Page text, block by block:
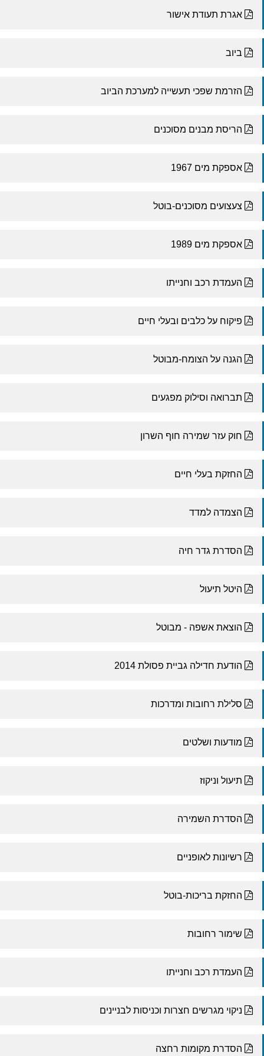
אגרת תעודת אישור
ביוב
הזרמת שפכי תעשייה למערכת הביוב
הריסת מבנים מסוכנים
אספקת מים 1967
צעצועים מסוכנים-בוטל
אספקת מים 1989
העמדת רכב וחנייתו
פיקוח על כלבים ובעלי חיים
הגנה על הצומח-מבוטל
תברואה וסילוק מפגעים
חוק עזר שמירה חוף השרון
החזקת בעלי חיים
הצמדה למדד
הסדרת גדר חיה
היטל תיעול
הוצאת אשפה - מבוטל
הודעת חדילה גביית פסולת 2014
סלילת רחובות ומדרכות
מודעות ושלטים
תיעול וניקוז
הסדרת השמירה
רשיונות לאופניים
החזקת בריכות-בוטל
שימור רחובות
העמדת רכב וחנייתו
ניקוי מגרשים חצרות וכניסות לבניינים
הסדרת מקומות רחצה